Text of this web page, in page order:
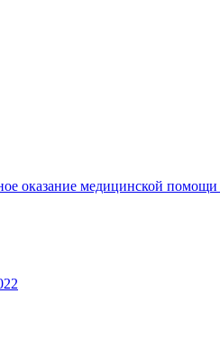
оказание медицинской